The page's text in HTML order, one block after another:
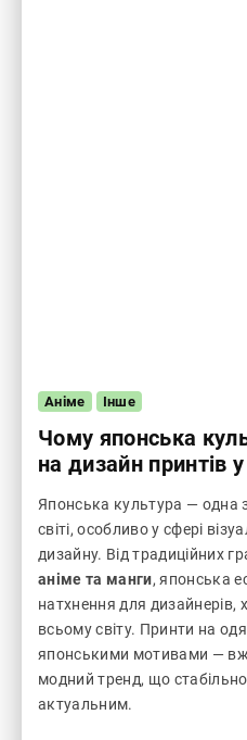
Аніме Інше
Чому японська
на дизайн принтів у
Японська культура — одна
світі, особливо у сфері
дизайну. Від традиційних
аніме та манги, японська
натхнення для дизайнерів,
всьому світу. Принти на
японськими мотивами —
модний тренд, що
актуальним.